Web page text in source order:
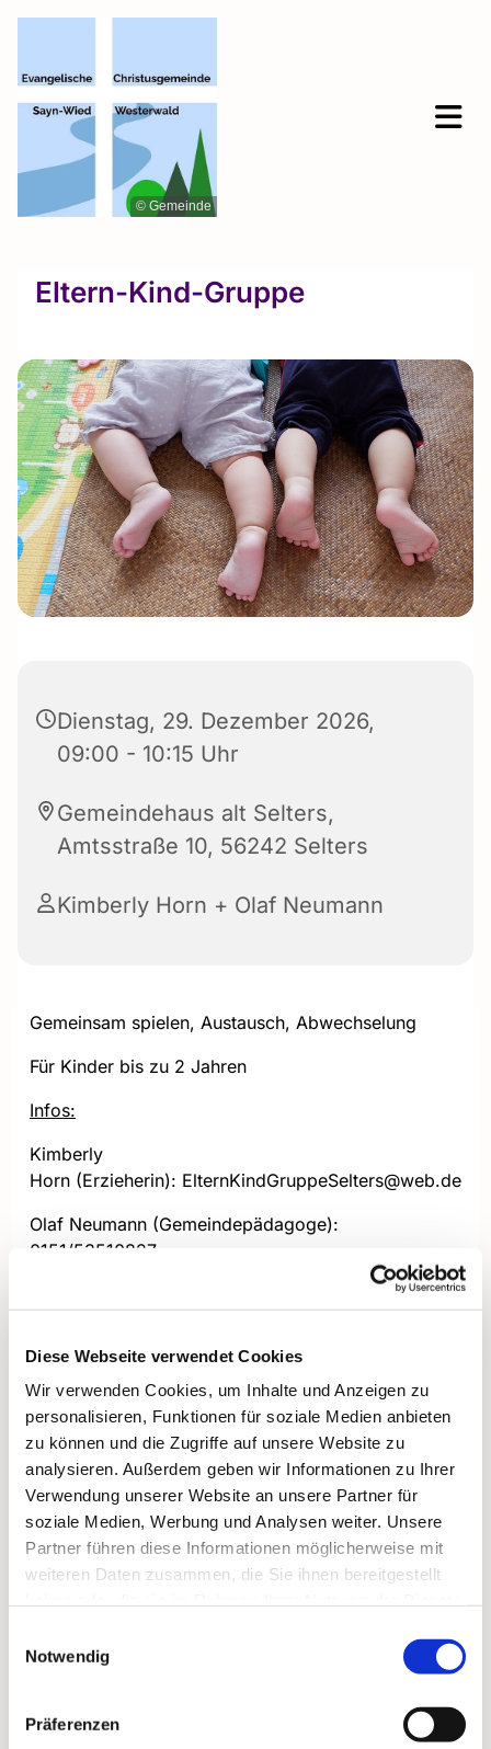
Diese Webseite verwendet Cookies
Wir verwenden Cookies, um Inhalte und Anzeigen zu
personalisieren, Funktionen für soziale Medien anbieten
zu können und die Zugriffe auf unsere Website zu
analysieren. Außerdem geben wir Informationen zu Ihrer
Verwendung unserer Website an unsere Partner für
soziale Medien, Werbung und Analysen weiter. Unsere
Partner führen diese Informationen möglicherweise mit
weiteren Daten zusammen, die Sie ihnen bereitgestellt
Notwendig
Präferenzen
© Gemeinde
Eltern-Kind-Gruppe
Dienstag, 29. Dezember 2026,
09:00 - 10:15 Uhr
Gemeindehaus alt Selters,
Amtsstraße 10, 56242 Selters
Kimberly Horn + Olaf Neumann
Gemeinsam spielen, Austausch, Abwechselung
Für Kinder bis zu 2 Jahren
Infos:
Kimberly
Horn (Erzieherin): ElternKindGruppeSelters@web.de
Olaf Neumann (Gemeindepädagoge):
0151/53510827